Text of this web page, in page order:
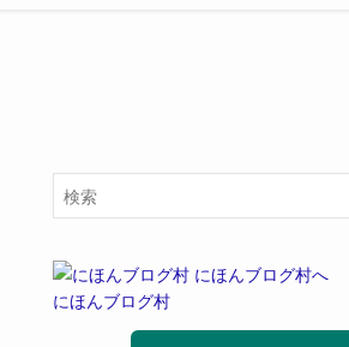
にほんブログ村